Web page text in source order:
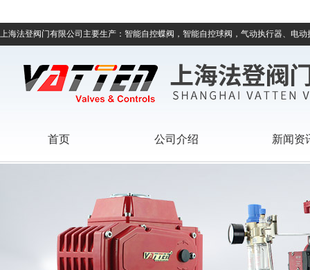
上海法登阀门有限公司主要生产：智能自控蝶阀，智能自控球阀，气动执行器、电
首页 公司介绍 新闻资